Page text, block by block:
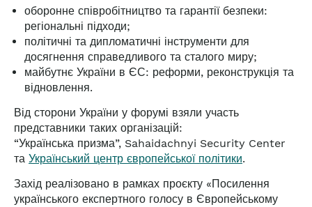
оборонне співробітництво та гарантії безпеки:
регіональні підходи;
політичні та дипломатичні інструменти для
досягнення справедливого та сталого миру;
майбутнє України в ЄС: реформи, реконструкція та
відновлення.
Від сторони України у форумі взяли участь
представники таких організацій:
“Українська призма”, Sahaidachnyi Security Center
та Український центр європейської політики.
Захід реалізовано в рамках проєкту «Посилення
українського експертного голосу в Європейському